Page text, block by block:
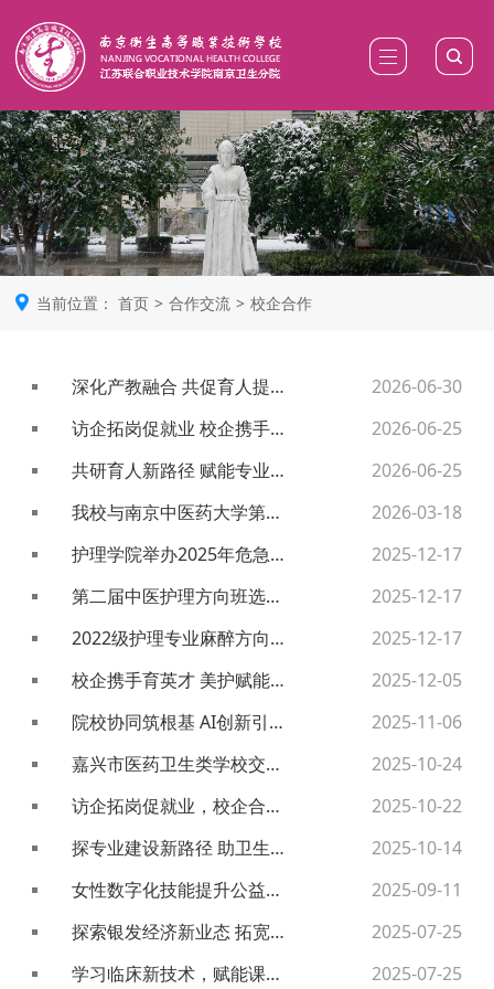
当前位置：首页 > 合作交流 > 校企合作
深化产教融合 共促育人提质——江苏妈咪家健康科技集团来校交流研讨
2026-06-30
访企拓岗促就业 校企携手共育人
2026-06-25
共研育人新路径 赋能专业新发展——南京营养学会赴护理学院交流研讨
2026-06-25
我校与南京中医药大学第二附属医院（江苏省第二中医院）医学美容护理方向班“定向培养”签约...
2026-03-18
护理学院举办2025年危急重症方向班选拔面试
2025-12-17
第二届中医护理方向班选拔顺利完成
2025-12-17
2022级护理专业麻醉方向班选拔圆满完成
2025-12-17
校企携手育英才 美护赋能新未来 ——江苏省第二中医院医学美容方向班宣讲会顺利举行
2025-12-05
院校协同筑根基 AI创新引航向——护理学院《护理综合技能》考核圆满结束
2025-11-06
嘉兴市医药卫生类学校交流团到我校学习交流
2025-10-24
访企拓岗促就业，校企合作谋发展——我校赴南京医科大学第二附属医院调研交流
2025-10-22
探专业建设新路径 助卫生事业新发展——我校赴江苏卫生健康职业学院开展专业建设交流活动​
2025-10-14
女性数字化技能提升公益项目交流会
2025-09-11
探索银发经济新业态 拓宽学生就业新路径——南丁格尔护理学院教师暑期专业实践（五）
2025-07-25
学习临床新技术，赋能课堂新征程——南丁格尔护理学院教师暑期专业实践（三）
2025-07-25